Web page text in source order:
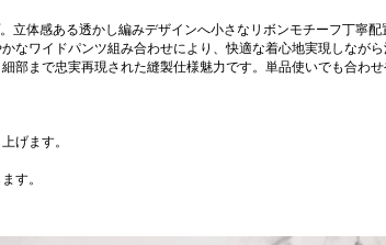
立体感ある透かし編みデザインへ小さなリボンモチーフ丁寧配
なワイドパンツ組み合わせにより、快適な着心地実現しなが
まで忠実再現された縫製仕様魅力です。単品使いでも合わせ
げます。
す。